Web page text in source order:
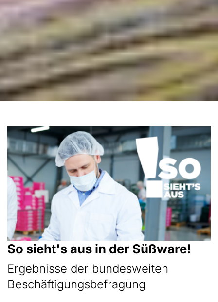
So sieht's aus in der Süßware!
Ergebnisse der bundesweiten
Beschäftigungsbefragung